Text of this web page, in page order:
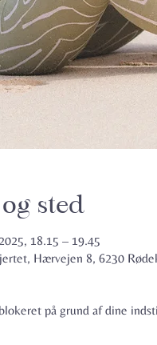
sted
18.15 – 19.45
Hærvejen 8, 6230
på grund af dine